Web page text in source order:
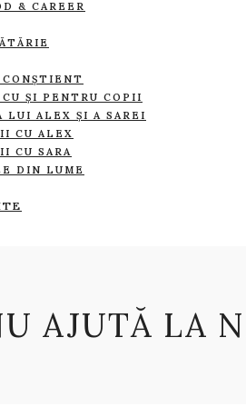
& CAREER
ȘI PENTRU COPII
LUI ALEX ȘI A SAREI
CU ALEX
CU SARA
DIN LUME
AJUTĂ LA